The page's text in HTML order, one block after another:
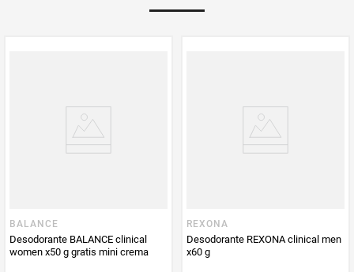
BALANCE
Desodorante BALANCE clinical
women x50 g gratis mini crema
REXONA
Desodorante REXONA clinical men
x60 g